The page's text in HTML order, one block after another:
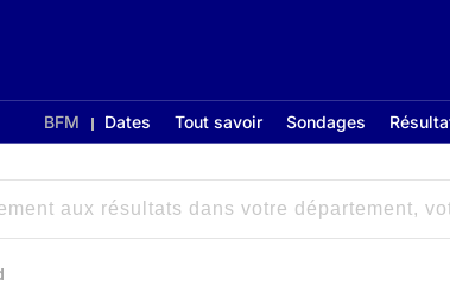
BFM Dates Tout savoir Sondages